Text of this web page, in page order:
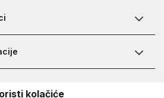
u
kolačiće